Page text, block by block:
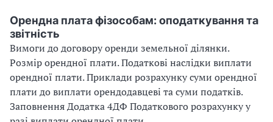
Орендна плата фізособам: оподаткування та
звітність
Вимоги до договору оренди земельної ділянки.
Розмір орендної плати. Податкові наслідки виплати
орендної плати. Приклади розрахунку суми орендної
плати до виплати орендодавцеві та суми податків.
Заповнення Додатка 4ДФ Податкового розрахунку у